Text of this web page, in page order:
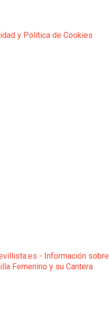
y Política de Cookies
- Información sobre
Femenino y su Cantera